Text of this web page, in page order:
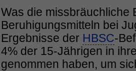
Was die missbräuchliche
Beruhigungsmitteln bei
Ergebnisse der HBSC-
4% der 15-Jährigen in
genommen haben, um